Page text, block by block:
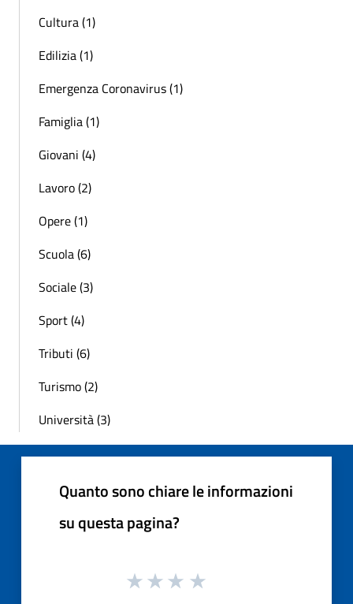
Cultura (1)
Edilizia (1)
Emergenza Coronavirus (1)
Famiglia (1)
Giovani (4)
Lavoro (2)
Opere (1)
Scuola (6)
Sociale (3)
Sport (4)
Tributi (6)
Turismo (2)
Università (3)
Quanto sono chiare le informazioni
su questa pagina?